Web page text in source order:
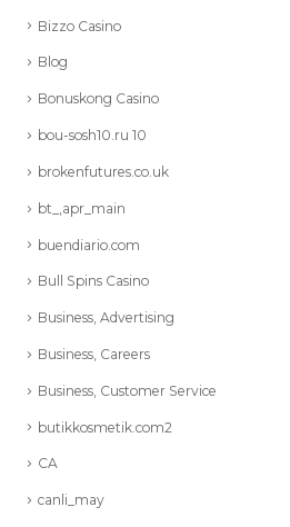
Bizzo Casino
Blog
Bonuskong Casino
bou-sosh10.ru 10
brokenfutures.co.uk
bt_,apr_main
buendiario.com
Bull Spins Casino
Business, Advertising
Business, Careers
Business, Customer Service
butikkosmetik.com2
CA
canli_may